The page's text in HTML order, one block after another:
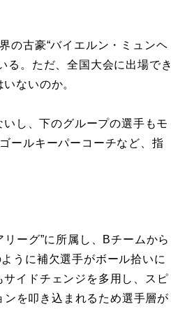
の古豪“バイエルン・ミュンヘ
る。ただ、全国大会に出場でき
ないのか。
いし、下のグループの選手もモ
ールキーパーコーチなど、指
ーグ”に所属し、Bチームから
うに補欠選手がボール拾いに
イドチェンジを多用し、スピ
を叩き込まれるため選手層が